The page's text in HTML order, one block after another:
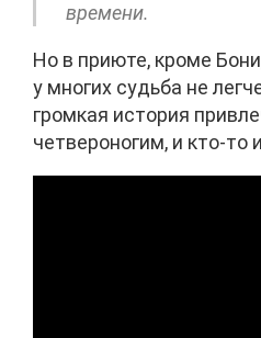
времени.
Но в приюте, кроме
у многих судьба не
громкая история
четвероногим, и кто-то